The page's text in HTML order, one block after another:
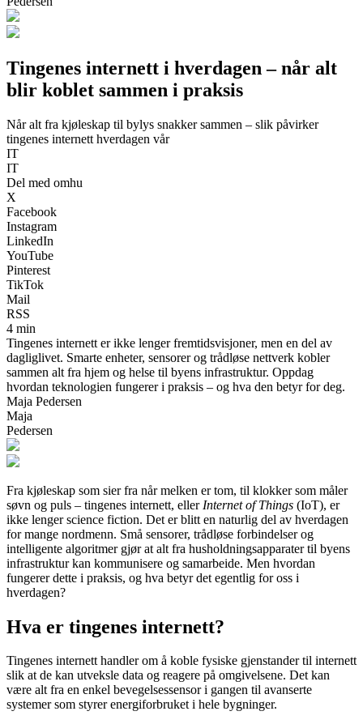
Tingenes internett i hverdagen – når alt
blir koblet sammen i praksis
Når alt fra kjøleskap til bylys snakker sammen – slik påvirker
tingenes internett hverdagen vår
IT
IT
Del med omhu
X
Facebook
Instagram
LinkedIn
YouTube
Pinterest
TikTok
Mail
RSS
4 min
Tingenes internett er ikke lenger fremtidsvisjoner, men en del av
dagliglivet. Smarte enheter, sensorer og trådløse nettverk kobler
sammen alt fra hjem og helse til byens infrastruktur. Oppdag
hvordan teknologien fungerer i praksis – og hva den betyr for deg.
Maja Pedersen
Maja
Pedersen
Fra kjøleskap som sier fra når melken er tom, til klokker som måler
søvn og puls – tingenes internett, eller Internet of Things (IoT), er
ikke lenger science fiction. Det er blitt en naturlig del av hverdagen
for mange nordmenn. Små sensorer, trådløse forbindelser og
intelligente algoritmer gjør at alt fra husholdningsapparater til byens
infrastruktur kan kommunisere og samarbeide. Men hvordan
fungerer dette i praksis, og hva betyr det egentlig for oss i
hverdagen?
Hva er tingenes internett?
Tingenes internett handler om å koble fysiske gjenstander til internett
slik at de kan utveksle data og reagere på omgivelsene. Det kan
være alt fra en enkel bevegelsessensor i gangen til avanserte
systemer som styrer energiforbruket i hele bygninger.